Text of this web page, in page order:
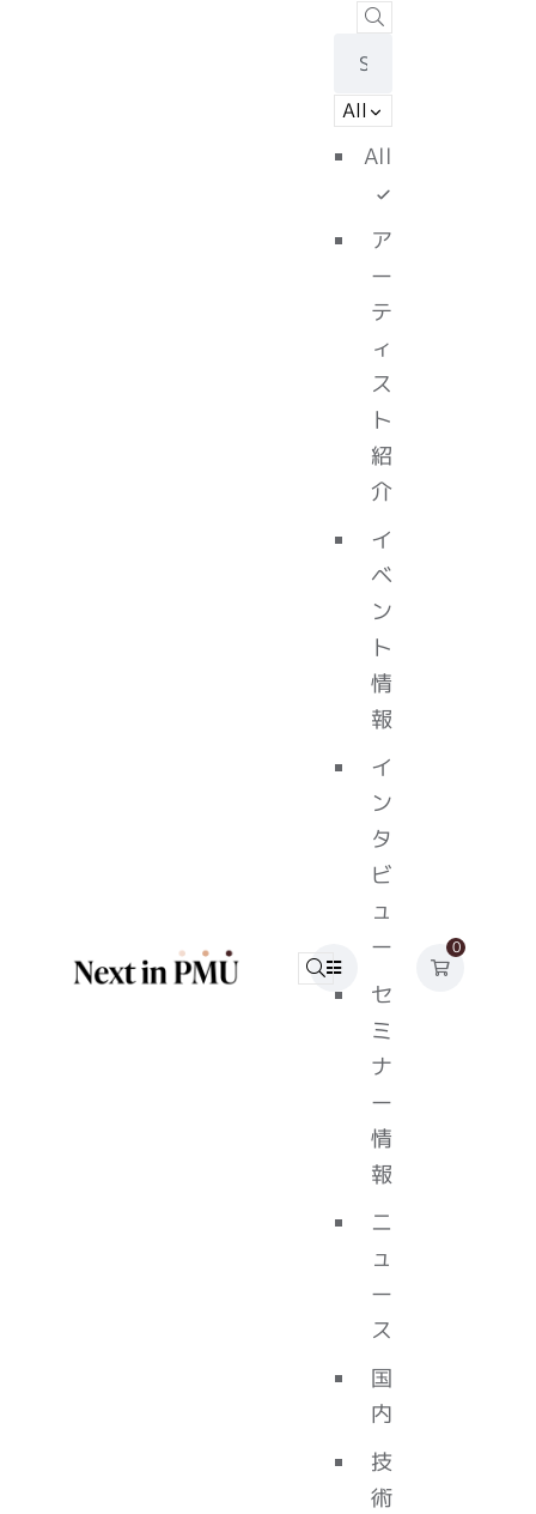
All
All
ア
ー
テ
ィ
ス
ト
紹
介
イ
ベ
ン
ト
情
報
イ
ン
タ
ビ
ュ
ー
セ
ミ
ナ
ー
情
報
ニ
ュ
ー
ス
国
内
技
術
0